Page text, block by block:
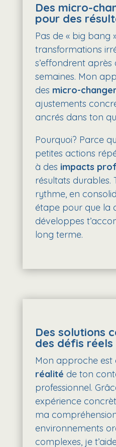
Des micro-
pour des
Pas de « big bang
transformations
s’effondrent après
semaines. Mon
des micro-
ajustements
ancrés dans ton
Pourquoi? Parce
petites actions
à des impacts
résultats durables.
rythme, en
étape pour que la
développes
long terme.
Des solutions
des défis réels
Mon approche est
réalité de ton
professionnel.
expérience
ma
environnements
complexes, je